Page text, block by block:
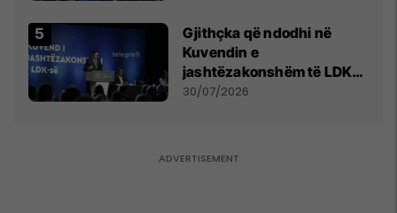
Gjithçka që ndodhi në
Kuvendin e
jashtëzakonshëm të LDK-
së
30/07/2026